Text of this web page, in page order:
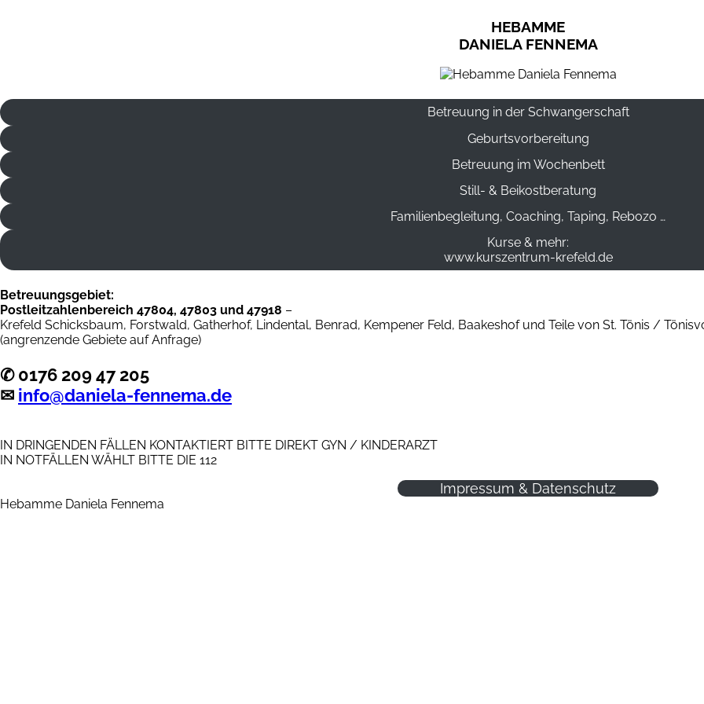
HEBAMME
DANIELA FENNEMA
Betreuung in der Schwangerschaft
Geburtsvorbereitung
Betreuung im Wochenbett
Still- & Beikostberatung
Familienbegleitung, Coaching, Taping, Rebozo …
Kurse & mehr:
www.kurszentrum-krefeld.de
Betreuungsgebiet:
Postleitzahlenbereich 47804, 47803 und 47918 –
Krefeld Schicksbaum, Forstwald, Gatherhof, Lindental, Benrad, Kempener Feld, Baakeshof und Teile von St. Tönis /
(angrenzende Gebiete auf Anfrage)
✆ 0176 209 47 205
✉ info@daniela-fennema.de
IN DRINGENDEN FÄLLEN KONTAKTIERT BITTE DIREKT GYN / KINDERARZT
IN NOTFÄLLEN WÄHLT BITTE DIE 112
Impressum & Datenschutz
Hebamme Daniela Fennema